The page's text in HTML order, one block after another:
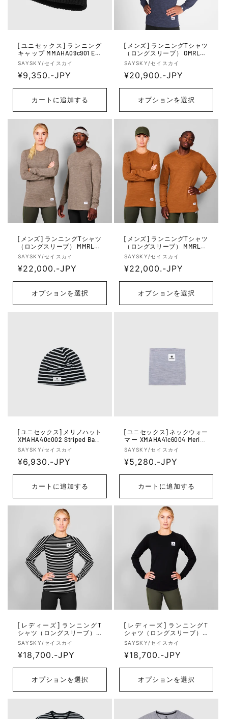
[ユニセックス] ランニング
キャップ MMAHA09c901 Eve
ryday Merino Beanie - Black
販
売
元:
SAYSKY/セイスカイ
通
常
格
¥9,350.-JPY
カートに追加する
[メンズ] ランニングTシャツ
（ロングスリーブ） OMRLS4
1c2016 Merino 195 Blaze Lon
g Sleeve - Blue
販
売
元:
SAYSKY/セイスカイ
通
常
格
¥20,900.-JPY
オプションを選択
[メンズ] ランニングTシャツ
（ロングスリーブ） MMRLS4
1c7005 Blaze Merino 195 Lon
g Sleeve - Brown Melange
販
売
元:
SAYSKY/セイスカイ
通
常
格
¥22,000.-JPY
オプションを選択
[メンズ] ランニングTシャツ
（ロングスリーブ） MMRLS4
1c4005 Blaze Merino 195 Lon
g Sleeve - Orange Melange
販
売
元:
SAYSKY/セイスカイ
通
常
格
¥22,000.-JPY
オプションを選択
[ユニセックス] メリノハット
XMAHA40c002 Striped Base
165 Merino Hat - Black/White
販
売
元:
SAYSKY/セイスカイ
通
常
格
¥6,930.-JPY
カートに追加する
[ユニセックス] ネックウォー
マー XMAHA41c6004 Merino
Base 165 Scarf - Grey
販
売
元:
SAYSKY/セイスカイ
通
常
格
¥5,280.-JPY
カートに追加する
[レディーズ] ランニングT
シャツ（ロングスリーブ） X
WRLS40c002 Wmns Merino
165 Long Sleeve - Black/Whi
te Stripes
販
売
元:
SAYSKY/セイスカイ
通
常
格
¥18,700.-JPY
オプションを選択
[レディーズ] ランニングT
シャツ（ロングスリーブ） X
WRLS40c901 Wmns Merino 1
65 Long Sleeve - Black
販
売
元:
SAYSKY/セイスカイ
通
常
格
¥18,700.-JPY
オプションを選択